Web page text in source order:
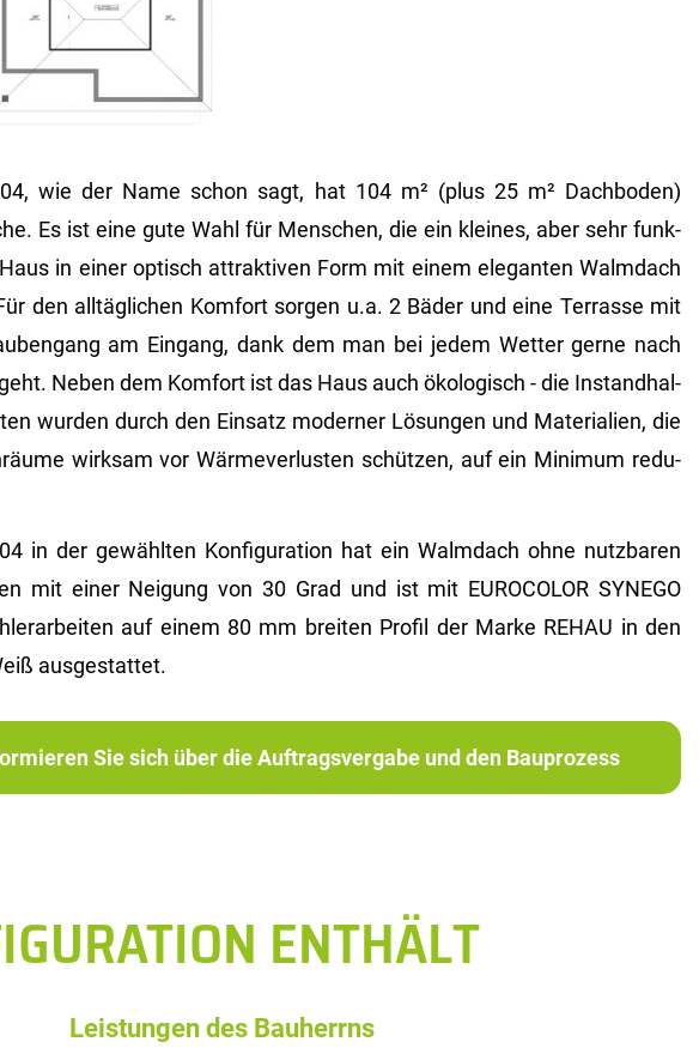
wie der Name schon sagt, hat 104 m² (plus 25 m² Dach­bo­den)
Es ist eine gute Wahl für Men­schen, die ein klei­nes, aber sehr funk­
in einer op­tisch at­trak­ti­ven Form mit einem ele­gan­ten Walm­dach
den all­täg­li­chen Kom­fort sor­gen u.a. 2 Bäder und eine Ter­ras­se mit
am Ein­gang, dank dem man bei jedem Wet­ter gerne nach
Neben dem Kom­fort ist das Haus auch öko­lo­gisch - die In­stand­hal­
wur­den durch den Ein­satz mo­der­ner Lö­sun­gen und Ma­te­ria­li­en, die
wirk­sam vor Wär­me­ver­lus­ten schüt­zen, auf ein Mi­ni­mum re­du­
in der ge­wähl­ten Kon­fi­gu­ra­ti­on hat ein Walm­dach ohne nutz­ba­ren
mit einer Nei­gung von 30 Grad und ist mit EU­RO­CO­LOR SYN­EGO
auf einem 80 mm brei­ten Pro­fil der Marke REHAU in den
aus­ge­stat­tet.
Sie sich über die Auftragsvergabe und den Bauprozess
ENTHÄLT
Leistungen des Bauherrns